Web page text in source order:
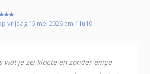
vrijdag 15 mei 2026 om 11u10
wat je zei klopte en zonder enige